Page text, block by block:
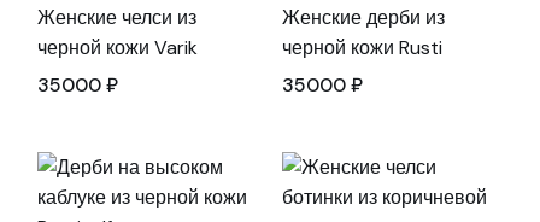
Женские челси из
черной кожи Varik
35000₽
Женские дерби из
черной кожи Rusti
35000₽